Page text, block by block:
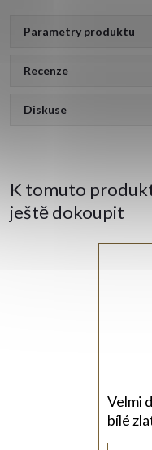
Parametry produktu
Recenze
Diskuse
K tomuto
ještě dokoupit
Velmi
bílé